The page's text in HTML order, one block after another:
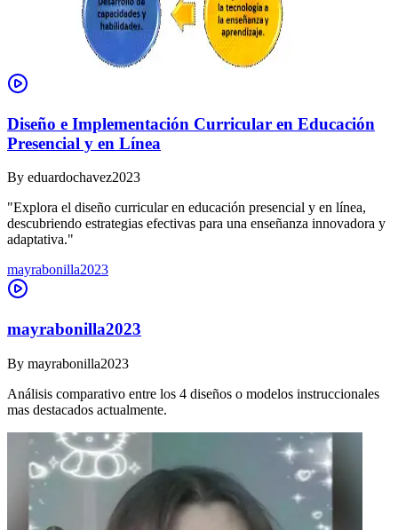
Diseño e Implementación Curricular en Educación
Presencial y en Línea
By eduardochavez2023
"Explora el diseño curricular en educación presencial y en línea,
descubriendo estrategias efectivas para una enseñanza innovadora y
adaptativa."
mayrabonilla2023
mayrabonilla2023
By mayrabonilla2023
Análisis comparativo entre los 4 diseños o modelos instruccionales
mas destacados actualmente.